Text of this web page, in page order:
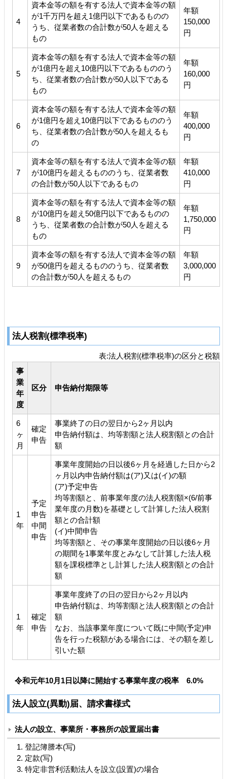
4
資本金等の額を有する法人で資本金等の額
が1千万円を超え1億円以下であるものの
うち、従業者数の合計数が50人を超える
もの
年額
150,000
円
5
資本金等の額を有する法人で資本金等の額
が1億円を超え10億円以下であるもののう
ち、従業者数の合計数が50人以下である
もの
年額
160,000
円
6
資本金等の額を有する法人で資本金等の額
が1億円を超え10億円以下であるもののう
ち、従業者数の合計数が50人を超えるも
の
年額
400,000
円
7
資本金等の額を有する法人で資本金等の額
が10億円を超えるもののうち、従業者数
の合計数が50人以下であるもの
年額
410,000
円
8
資本金等の額を有する法人で資本金等の額
が10億円を超え50億円以下であるものの
うち、従業者数の合計数が50人を超える
もの
年額
1,750,000
円
9
資本金等の額を有する法人で資本金等の額
が50億円を超えるもののうち、従業者数
の合計数が50人を超えるもの
年額
3,000,000
円
法人税割(標準税率)
表:法人税割(標準税率)の区分と税額
事
業
年
度
区分 申告納付期限等
6
ヶ
月
確定
申告
事業終了の日の翌日から2ヶ月以内
申告納付額は、均等割額と法人税割額との合計
額
1
年
予定
申告
中間
申告
事業年度開始の日以後6ヶ月を経過した日から2
ヶ月以内申告納付額は(ア)又は(イ)の額
(ア)予定申告
均等割額と、前事業年度の法人税割額×(6/前事
業年度の月数)を基礎として計算した法人税割
額との合計額
(イ)中間申告
均等割額と、その事業年度開始の日以後6ヶ月
の期間を1事業年度とみなして計算した法人税
額を課税標準とし計算した法人税割額との合計
額
1
年
確定
申告
事業年度終了の日の翌日から2ヶ月以内
申告納付額は、均等割額と法人税割額との合計
額
なお、当該事業年度について既に中間(予定)申
告を行った税額がある場合には、その額を差し
引いた額
令和元年10月1日以降に開始する事業年度の税率 6.0%
法人設立(異動)届、請求書様式
法人の設立、事業所・事務所の設置届出書
登記簿謄本(写)
定款(写)
特定非営利活動法人を設立(設置)の場合